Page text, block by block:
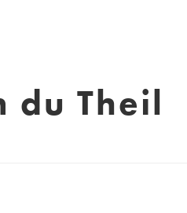
du Theil